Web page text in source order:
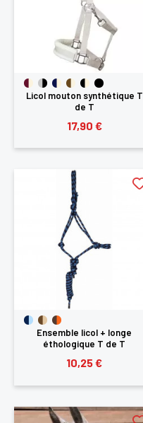
Licol mouton synthétique T
de T
17,90 €
Ensemble licol + longe
éthologique T de T
10,25 €